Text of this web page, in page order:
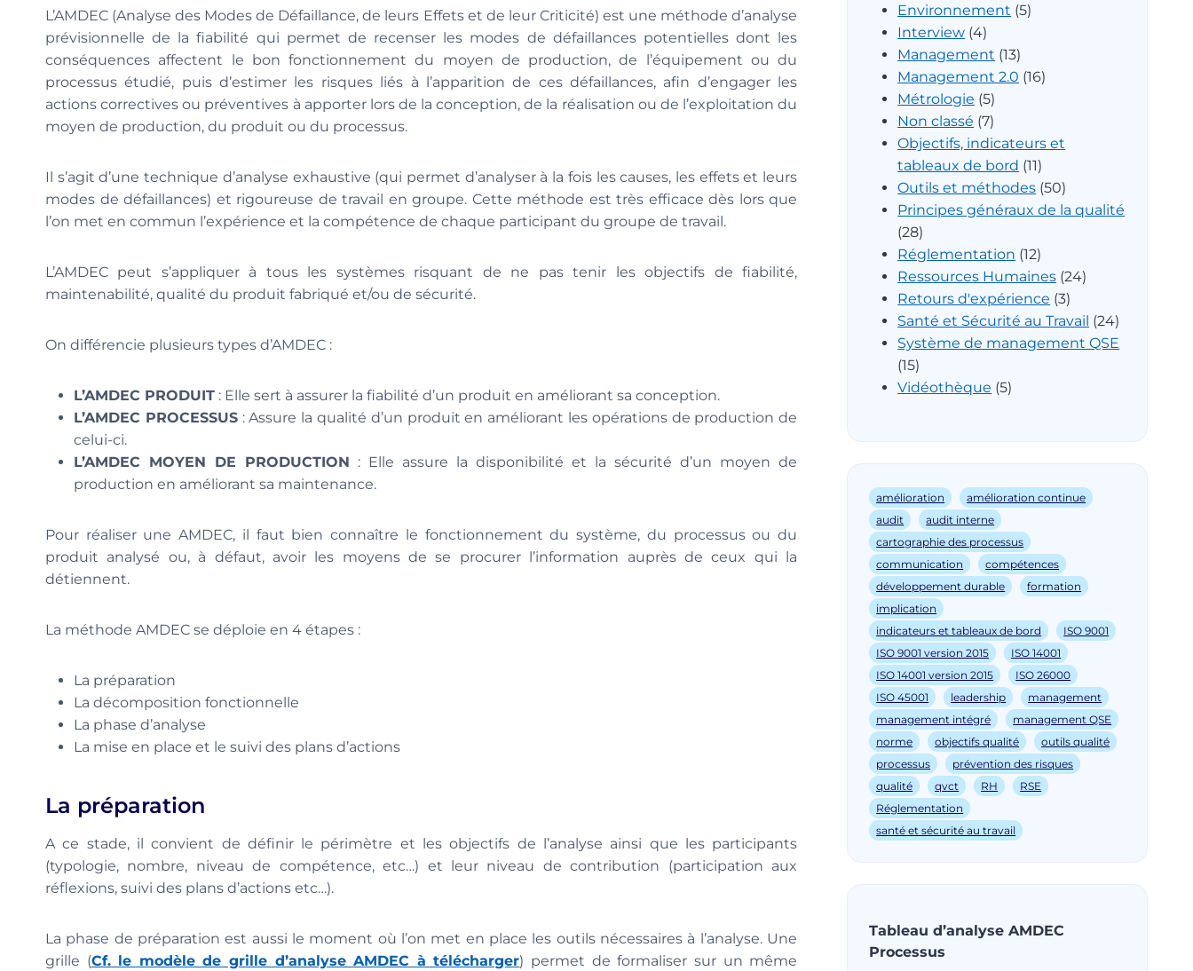
L’AMDEC (Analyse des Modes de Défaillance, de leurs Effets et de leur Criticité) est une méthode d’analyse
prévisionnelle de la fiabilité qui permet de recenser les modes de défaillances potentielles dont les
conséquences affectent le bon fonctionnement du moyen de production, de l’équipement ou du
processus étudié, puis d’estimer les risques liés à l’apparition de ces défaillances, afin d’engager les
actions correctives ou préventives à apporter lors de la conception, de la réalisation ou de l’exploitation du
moyen de production, du produit ou du processus.
Il s’agit d’une technique d’analyse exhaustive (qui permet d’analyser à la fois les causes, les effets et leurs
modes de défaillances) et rigoureuse de travail en groupe. Cette méthode est très efficace dès lors que
l’on met en commun l’expérience et la compétence de chaque participant du groupe de travail.
L’AMDEC peut s’appliquer à tous les systèmes risquant de ne pas tenir les objectifs de fiabilité,
maintenabilité, qualité du produit fabriqué et/ou de sécurité.
On différencie plusieurs types d’AMDEC :
L’AMDEC PRODUIT : Elle sert à assurer la fiabilité d’un produit en améliorant sa conception.
L’AMDEC PROCESSUS: Assure la qualité d’un produit en améliorant les opérations de production de
celui-ci.
L’AMDEC MOYEN DE PRODUCTION : Elle assure la disponibilité et la sécurité d’un moyen de
production en améliorant sa maintenance.
Pour réaliser une AMDEC, il faut bien connaître le fonctionnement du système, du processus ou du
produit analysé ou, à défaut, avoir les moyens de se procurer l’information auprès de ceux qui la
détiennent.
La méthode AMDEC se déploie en 4 étapes :
La préparation
La décomposition fonctionnelle
La phase d’analyse
La mise en place et le suivi des plans d’actions
La préparation
A ce stade, il convient de définir le périmètre et les objectifs de l’analyse ainsi que les participants
(typologie, nombre, niveau de compétence, etc…) et leur niveau de contribution (participation aux
réflexions, suivi des plans d’actions etc…).
La phase de préparation est aussi le moment où l’on met en place les outils nécessaires à l’analyse. Une
grille (Cf. le modèle de grille d’analyse AMDEC à télécharger) permet de formaliser sur un même
Environnement (5)
Interview (4)
Management (13)
Management 2.0 (16)
Métrologie (5)
Non classé (7)
Objectifs, indicateurs et
tableaux de bord (11)
Outils et méthodes (50)
Principes généraux de la qualité
(28)
Réglementation (12)
Ressources Humaines (24)
Retours d'expérience (3)
Santé et Sécurité au Travail (24)
Système de management QSE
(15)
Vidéothèque (5)
amélioration
amélioration continue
audit
audit interne
cartographie des processus
communication
compétences
développement durable
formation
implication
indicateurs et tableaux de bord
ISO 9001
ISO 9001 version 2015
ISO 14001
ISO 14001 version 2015
ISO 26000
ISO 45001
leadership
management
management intégré
management QSE
norme
objectifs qualité
outils qualité
processus
prévention des risques
qualité
qvct RH
RSE
Réglementation
santé et sécurité au travail
Tableau d’analyse AMDEC
Processus